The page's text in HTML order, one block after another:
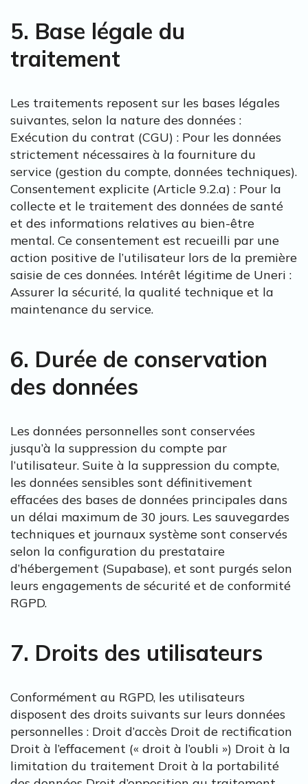
5. Base légale du
traitement
Les traitements reposent sur les bases légales
suivantes, selon la nature des données :
Exécution du contrat (CGU) : Pour les données
strictement nécessaires à la fourniture du
service (gestion du compte, données techniques).
Consentement explicite (Article 9.2.a) : Pour la
collecte et le traitement des données de santé
et des informations relatives au bien-être
mental. Ce consentement est recueilli par une
action positive de l’utilisateur lors de la première
saisie de ces données. Intérêt légitime de Uneri :
Assurer la sécurité, la qualité technique et la
maintenance du service.
6. Durée de conservation
des données
Les données personnelles sont conservées
jusqu’à la suppression du compte par
l’utilisateur. Suite à la suppression du compte,
les données sensibles sont définitivement
effacées des bases de données principales dans
un délai maximum de 30 jours. Les sauvegardes
techniques et journaux système sont conservés
selon la configuration du prestataire
d’hébergement (Supabase), et sont purgés selon
leurs engagements de sécurité et de conformité
RGPD.
7. Droits des utilisateurs
Conformément au RGPD, les utilisateurs
disposent des droits suivants sur leurs données
personnelles : Droit d’accès Droit de rectification
Droit à l’effacement (« droit à l’oubli ») Droit à la
limitation du traitement Droit à la portabilité